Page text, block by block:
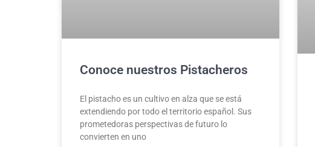
Conoce nuestros Pistacheros
El pistacho es un cultivo en alza que se está
extendiendo por todo el territorio español. Sus
prometedoras perspectivas de futuro lo
convierten en uno